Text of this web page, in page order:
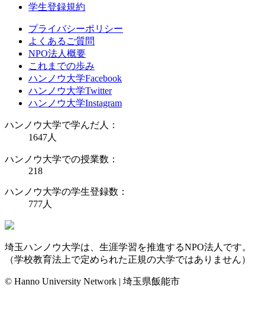
学生登録規約
プライバシーポリシー
よくあるご質問
NPO法人概要
これまでの歩み
ハンノウ大学Facebook
ハンノウ大学Twitter
ハンノウ大学Instagram
ハンノウ大学で学んだ人：
1647人
ハンノウ大学での授業数：
218
ハンノウ大学の学生登録数：
777人
埼玉ハンノウ大学は、生涯学習を推進するNPO法人です。
（学校教育法上で定められた正規の大学ではありません）
© Hanno University Network | 埼玉県飯能市